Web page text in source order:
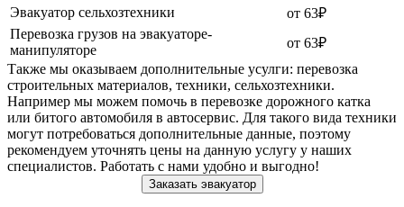
Эвакуатор сельхозтехники
от 63₽
Перевозка грузов на эвакуаторе-
манипуляторе
от 63₽
Также мы оказываем дополнительные усулги: перевозка
строительных материалов, техники, сельхозтехники.
Например мы можем помочь в перевозке дорожного катка
или битого автомобиля в автосервис. Для такого вида техники
могут потребоваться дополнительные данные, поэтому
рекомендуем уточнять цены на данную услугу у наших
специалистов. Работать с нами удобно и выгодно!
Заказать эвакуатор